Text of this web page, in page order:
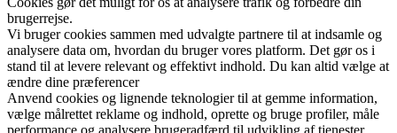
brugerrejse.
Vi bruger cookies sammen med udvalgte partnere til at indsamle og
analysere data om, hvordan du bruger vores platform. Det gør os i
stand til at levere relevant og effektivt indhold. Du kan altid vælge at
ændre dine præferencer
Anvend cookies og lignende teknologier til at gemme information,
vælge målrettet reklame og indhold, oprette og bruge profiler, måle
performance og analysere brugeradfærd til udvikling af tjenester